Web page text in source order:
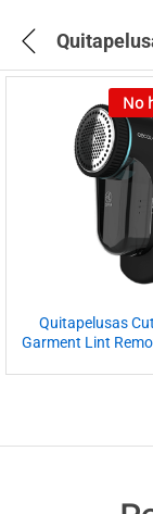
No
Quitapelusas
Garment Lint